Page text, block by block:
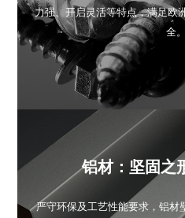
力强、开启灵活等特点，满足欧
全。
铝材：坚固之
严守环保及工艺性能要求，铝材